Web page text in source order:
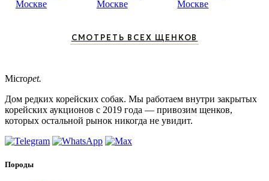
Москве
Москве
Москве
СМОТРЕТЬ ВСЕХ ЩЕНКОВ
Micropet.
Дом редких корейских собак. Мы работаем внутри закрытых
корейских аукционов с 2019 года — привозим щенков,
которых остальной рынок никогда не увидит.
Породы